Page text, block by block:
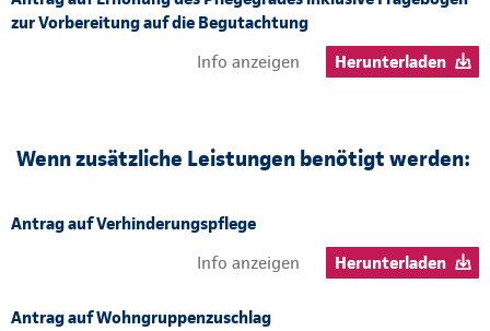
zur Vorbereitung auf die Begutachtung
Info anzeigen
Herunterladen
Wenn zusätzliche Leistungen benötigt werden:
Antrag auf Verhinderungspflege
Info anzeigen
Herunterladen
Antrag auf Wohngruppenzuschlag